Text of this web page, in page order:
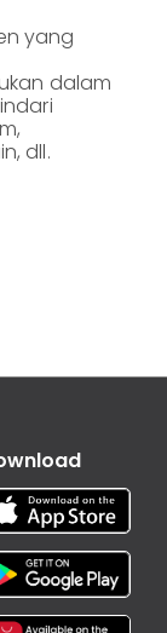
yang
dalam
dll.